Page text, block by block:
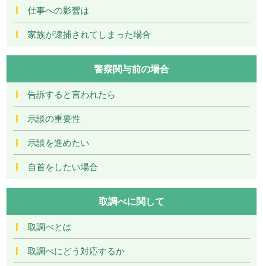
仕事への影響は
家族が逮捕されてしまった場合
警察関与前の場合
告訴すると言われたら
示談の重要性
示談を進めたい
自首をしたい場合
取調べに関して
取調べとは
取調べにどう対応するか